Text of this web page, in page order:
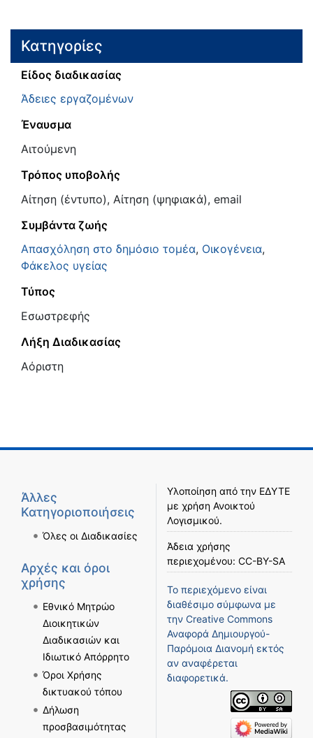
Κατηγορίες
Είδος διαδικασίας
Άδειες εργαζομένων
Έναυσμα
Αιτούμενη
Τρόπος υποβολής
Αίτηση (έντυπο), Αίτηση (ψηφιακά), email
Συμβάντα ζωής
Απασχόληση στο δημόσιο τομέα, Οικογένεια,
Φάκελος υγείας
Τύπος
Εσωστρεφής
Λήξη Διαδικασίας
Αόριστη
Άλλες
Κατηγοριοποιήσεις
Όλες οι Διαδικασίες
Αρχές και όροι
χρήσης
Εθνικό Μητρώο
Διοικητικών
Διαδικασιών και
Ιδιωτικό Απόρρητο
Όροι Χρήσης
δικτυακού τόπου
Δήλωση
προσβασιμότητας
Υλοποίηση από την ΕΔΥΤΕ
με χρήση Ανοικτού
Λογισμικού.
Άδεια χρήσης
περιεχομένου: CC-BY-SA
Το περιεχόμενο είναι
διαθέσιμο σύμφωνα με
την Creative Commons
Αναφορά Δημιουργού-
Παρόμοια Διανομή εκτός
αν αναφέρεται
διαφορετικά.